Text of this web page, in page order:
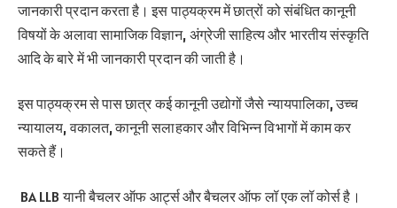
जानकारी प्रदान करता है। इस पाठ्यक्रम में छात्रों को संबंधित कानूनी
विषयों के अलावा सामाजिक विज्ञान, अंग्रेजी साहित्य और भारतीय संस्कृति
आदि के बारे में भी जानकारी प्रदान की जाती है।
इस पाठ्यक्रम से पास छात्र कई कानूनी उद्योगों जैसे न्यायपालिका, उच्च
न्यायालय, वकालत, कानूनी सलाहकार और विभिन्न विभागों में काम कर
सकते हैं।
BA LLB यानी बैचलर ऑफ आर्ट्स और बैचलर ऑफ लॉ एक लॉ कोर्स है।